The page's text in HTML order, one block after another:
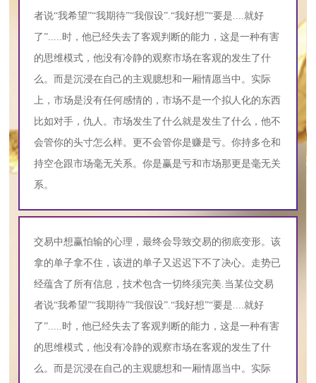
者说“我希望”“我期待”“我假设”.“我好想”“要是....就好
了”.....时，他已经失去了客观判断的能力，这是一种有害
的思维模式，他没有冷静的观察市场在客观的发生了什
么。而是沉浸在自己的主观臆想和一厢情愿当中。实际
上，市场是没有任何感情的，市场不是一个拟人化的东西
比如对手，仇人。市场发生了什么就是发生了什么，他不
会管你的头寸怎么样。更不会管你是赚是亏。你持多仓和
持空仓跟市场毫无关系。你是赢是亏和市场那更是毫无关
系。
交易中想赢怕输的心理，最终会导致交易的彻底变形。该
拿的单子拿不住，该进的单子又迟迟下不了决心。走势已
经蕴含了所有信息，技术包含一切终须完美.当某位交易
者说“我希望”“我期待”“我假设”.“我好想”“要是....就好
了”.....时，他已经失去了客观判断的能力，这是一种有害
的思维模式，他没有冷静的观察市场在客观的发生了什
么。而是沉浸在自己的主观臆想和一厢情愿当中。实际